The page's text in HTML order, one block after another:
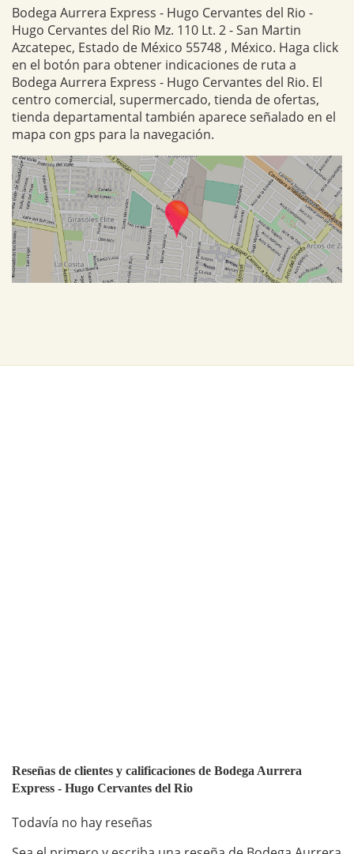
Bodega Aurrera Express - Hugo Cervantes del Rio -
Hugo Cervantes del Rio Mz. 110 Lt. 2 - San Martin
Azcatepec, Estado de México 55748 , México. Haga click
en el botón para obtener indicaciones de ruta a
Bodega Aurrera Express - Hugo Cervantes del Rio. El
centro comercial, supermercado, tienda de ofertas,
tienda departamental también aparece señalado en el
mapa con gps para la navegación.
Reseñas de clientes y calificaciones de Bodega Aurrera
Express - Hugo Cervantes del Rio
Todavía no hay reseñas